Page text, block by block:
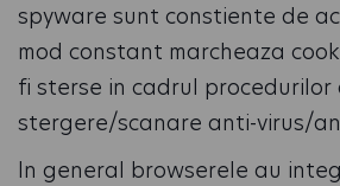
spyware sunt constiente de
mod constant marcheaza
fi sterse in cadrul procedurilor
stergere/scanare anti-virus/
In general browserele au